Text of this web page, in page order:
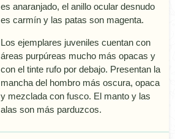
es anaranjado, el anillo ocular desnudo
es carmí­n y las patas son magenta.
Los ejemplares juveniles cuentan con
áreas purpúreas mucho más opacas y
con el tinte rufo por debajo. Presentan la
mancha del hombro más oscura, opaca
y mezclada con fusco. El manto y las
alas son más parduzcos.